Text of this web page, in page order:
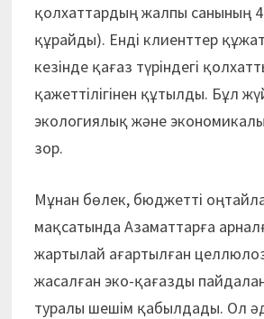
қолхаттардың жалпы санының
құрайды). Енді клиенттер
кезінде қағаз түріндегі
қажеттілігінен құтылды. Бұл
экологиялық және
зор.
Мұнан бөлек, бюджетті
мақсатында Азаматтарға
жартылай ағартылған
жасалған эко-қағазды
туралы шешім қабылдады. Ол